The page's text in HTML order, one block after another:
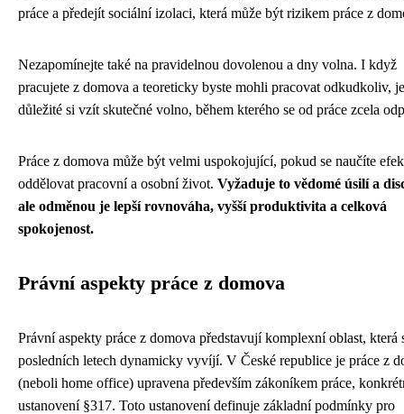
práce a předejít sociální izolaci, která může být rizikem práce z
Nezapomínejte také na pravidelnou dovolenou a dny volna. I když
pracujete z domova a teoreticky byste mohli pracovat odkudkoliv, je
důležité si vzít skutečné volno, během kterého se od práce zcela
Práce z domova může být velmi uspokojující, pokud se naučíte
oddělovat pracovní a osobní život. Vyžaduje to vědomé úsilí a
ale odměnou je lepší rovnováha, vyšší produktivita a celková
spokojenost.
Právní aspekty práce z domova
Právní aspekty práce z domova představují komplexní oblast, která
posledních letech dynamicky vyvíjí. V České republice je práce z
(neboli home office) upravena především zákoníkem práce,
ustanovení §317. Toto ustanovení definuje základní podmínky pro